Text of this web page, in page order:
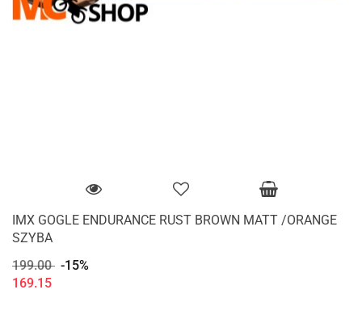
IMX GOGLE ENDURANCE RUST BROWN MATT /ORANGE
SZYBA
199.00 -15%
169.15